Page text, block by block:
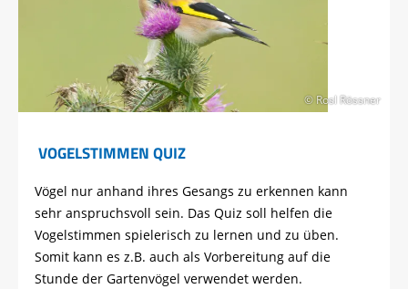
© Rosl Rössner
VOGELSTIMMEN QUIZ
Vögel nur anhand ihres Gesangs zu erkennen kann
sehr anspruchsvoll sein. Das Quiz soll helfen die
Vogelstimmen spielerisch zu lernen und zu üben.
Somit kann es z.B. auch als Vorbereitung auf die
Stunde der Gartenvögel verwendet werden.